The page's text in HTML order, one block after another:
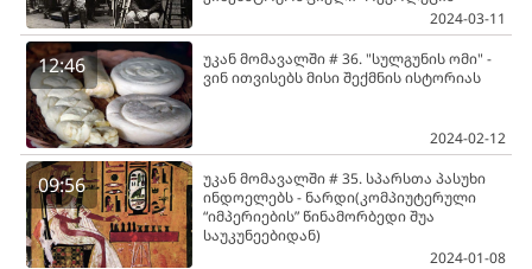
2024-03-11
12:46
უკან მომავალში # 36. "სულგუნის ომი" -
ვინ ითვისებს მისი შექმნის ისტორიას
2024-02-12
09:56
უკან მომავალში # 35. სპარსთა პასუხი
ინდოელებს - ნარდი(კომპიუტერული
“იმპერიების” წინამორბედი შუა
საუკუნეებიდან)
2024-01-08